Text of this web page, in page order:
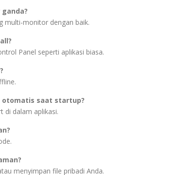
multi-monitor dengan baik.
Panel seperti aplikasi biasa.
otomatis saat startup?
di dalam aplikasi.
menyimpan file pribadi Anda.